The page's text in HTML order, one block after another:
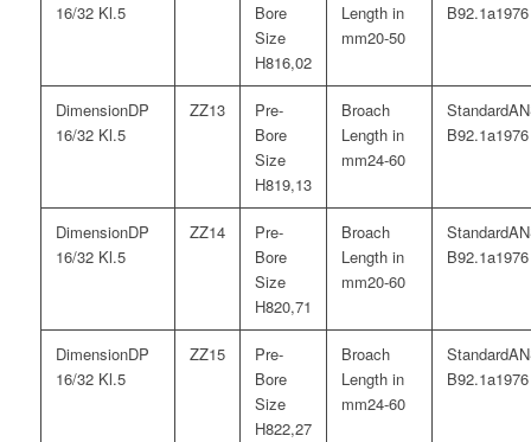
16/32 Kl.5
16,02
20-50
B92.1a1976
DP
16/32 Kl.5
13
19,13
24-60
B92.1a1976
DP
16/32 Kl.5
14
20,71
20-60
B92.1a1976
DP
16/32 Kl.5
15
22,27
24-60
B92.1a1976